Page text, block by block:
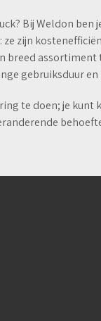
Bij Weldon ben
zijn
breed
gebruiksduur
te doen; je